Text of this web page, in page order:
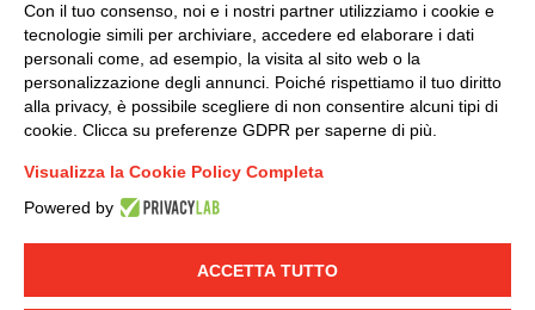
LINKEDIN YOUTUBE
© 2019 - DKC Europe - -
Condizioni generali di vendita DKC Power Solutions
Condizioni generali di acquisto
Codice etico
Con il tuo consenso, noi e i nostri partner utilizziamo i cookie e
tecnologie simili per archiviare, accedere ed elaborare i dati
personali come, ad esempio, la visita al sito web o la
personalizzazione degli annunci. Poiché rispettiamo il tuo diritto
alla privacy, è possibile scegliere di non consentire alcuni tipi di
cookie. Clicca su preferenze GDPR per saperne di più.
Visualizza la Cookie Policy Completa
Powered by
ACCETTA TUTTO